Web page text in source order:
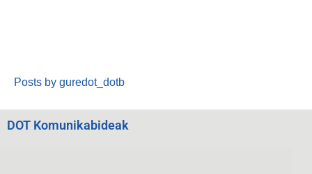
Posts by guredot_dotb
DOT Komunikabideak